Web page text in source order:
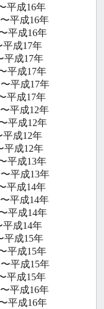
平成16年
平成16年
平成16年
平成17年
平成17年
平成17年
平成17年
平成17年
平成12年
平成12年
平成12年
平成12年
平成13年
平成13年
平成14年
平成14年
平成14年
平成14年
平成15年
平成15年
平成15年
平成15年
平成16年
平成16年